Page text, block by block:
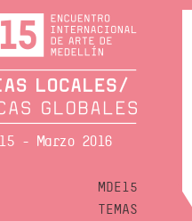
- Marzo 2016
MDE15
TEMAS